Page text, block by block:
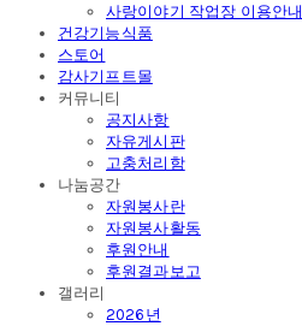
사랑이야기 작업장 이용안내
건강기능식품
스토어
감사기프트몰
커뮤니티
공지사항
자유게시판
고충처리함
나눔공간
자원봉사란
자원봉사활동
후원안내
후원결과보고
갤러리
2026년